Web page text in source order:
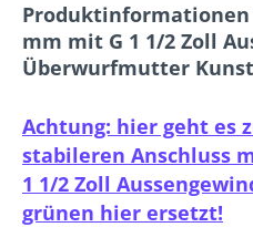
mm mit G 1 1/2 Zoll
Überwurfmutter
Achtung: hier geht es
stabileren Anschluss
1 1/2 Zoll
grünen hier ersetzt!